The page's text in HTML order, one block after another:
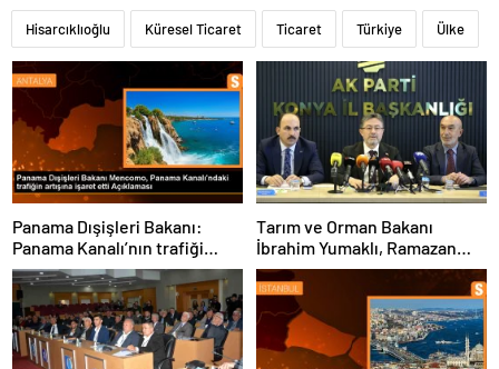
Hisarcıklıoğlu Küresel Ticaret Ticaret Türkiye Ülke
Panama Dışişleri Bakanı:
Panama Kanalı’nın trafiği
artıyor
Tarım ve Orman Bakanı
İbrahim Yumaklı, Ramazan
denetimlerini
sıklaştırdıklarını açıkladı